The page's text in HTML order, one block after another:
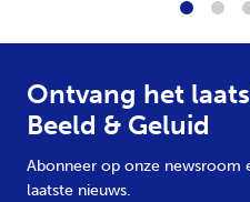
Ontvang het
Beeld & Geluid
Abonneer op onze newsroom
laatste nieuws.